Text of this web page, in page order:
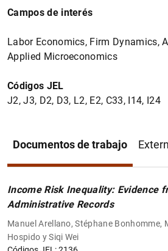
Campos de interés
Labor Economics, Firm Dynamics,
Applied Microeconomics
Códigos JEL
J2, J3, D2, D3, L2, E2, C33, I14, I24
Documentos de trabajo
Income Risk Inequality: Evidence
Administrative Records
Manuel Arellano, Stéphane Bonhomme,
Hospido y Siqi Wei